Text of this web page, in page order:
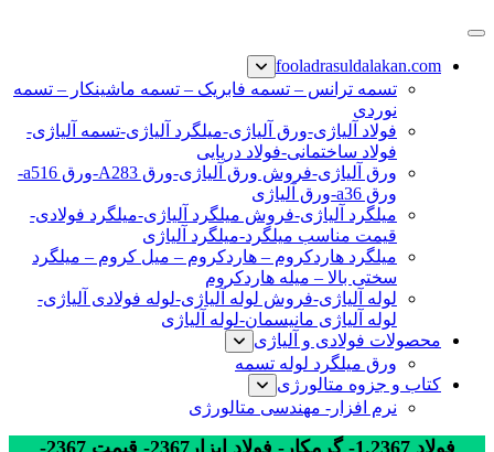
پرش
محتوا
نبشی فولادی-ناودانی فولادی-قیمت ورق-قیمت فولاد
fooladrasuldalakan.com
تسمه ترانس – تسمه فابریک – تسمه ماشینکار – تسمه
نوردی
فولاد آلیاژی-ورق آلیاژی-میلگرد آلیاژی-تسمه آلیاژی-
فولاد ساختمانی-فولاد دریایی
ورق آلیاژی-فروش ورق آلیاژی-ورق A283-ورق a516-
ورق a36-ورق آلیاژی
میلگرد آلیاژی-فروش میلگرد آلیاژی-میلگرد فولادی-
قیمت مناسب میلگرد-میلگرد آلیاژی
میلگرد هاردکروم – هاردکروم – میل کروم – میلگرد
سختی بالا – میله هاردکروم
لوله آلیاژی-فروش لوله آلیاژی-لوله فولادی آلیاژی-
لوله آلیاژی مانیسمان-لوله آلیاژی
محصولات فولادی و آلیاژی
ورق میلگرد لوله تسمه
کتاب و جزوه متالورژی
نرم افزار- مهندسی متالورژی
فولاد 1.2367- گرمکار- فولاد ابزار2367- قیمت 2367-